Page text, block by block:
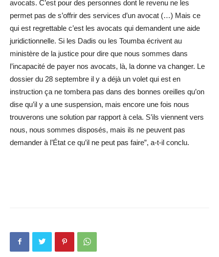
avocats. C’est pour des personnes dont le revenu ne les
permet pas de s’offrir des services d’un avocat (…) Mais ce
qui est regrettable c’est les avocats qui demandent une aide
juridictionnelle. Si les Dadis ou les Toumba écrivent au
ministère de la justice pour dire que nous sommes dans
l’incapacité de payer nos avocats, là, la donne va changer. Le
dossier du 28 septembre il y a déjà un volet qui est en
instruction ça ne tombera pas dans des bonnes oreilles qu’on
dise qu’il y a une suspension, mais encore une fois nous
trouverons une solution par rapport à cela. S’ils viennent vers
nous, nous sommes disposés, mais ils ne peuvent pas
demander à l’État ce qu’il ne peut pas faire”, a-t-il conclu.